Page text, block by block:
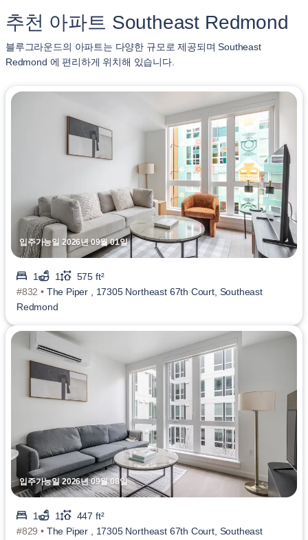
추천 아파트 Southeast Redmond
블루그라운드의 아파트는 다양한 규모로 제공되며 Southeast
Redmond 에 편리하게 위치해 있습니다.
입주가능일 2026년 09월 01일
1 1
575 ft²
#832 • The Piper , 17305 Northeast 67th Court, Southeast
Redmond
입주가능일 2026년 09월 08일
1 1
447 ft²
#829 • The Piper , 17305 Northeast 67th Court, Southeast